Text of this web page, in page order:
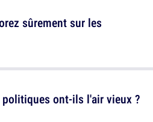
ont-ils l'air vieux ?
sûrement sur les